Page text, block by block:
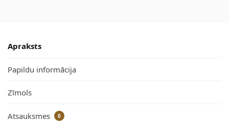
Apraksts
Papildu informācija
Zīmols
Atsauksmes 0